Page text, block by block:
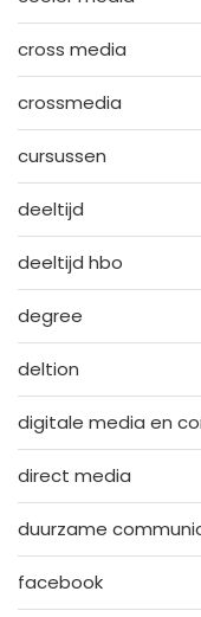
cross media
crossmedia
cursussen
deeltijd
deeltijd hbo
degree
deltion
digitale media en
direct media
duurzame
facebook